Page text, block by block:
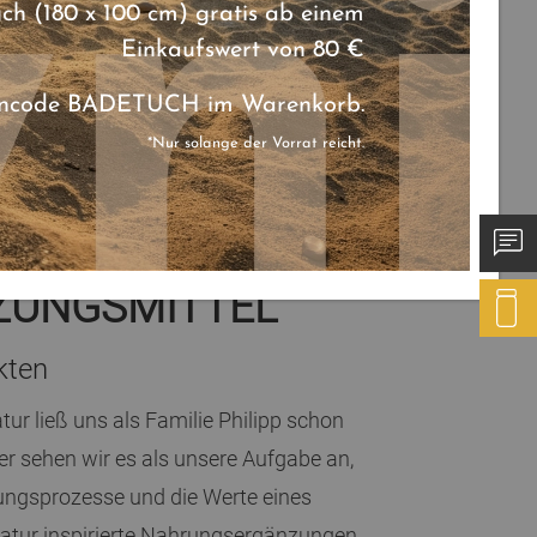
ließ uns als Familie Philipp schon
sehen wir es als unsere Aufgabe an,
und die Werte eines
(180 x 100 cm) gratis ab einem
Einkaufswert von 80 €
BADETUCH im Warenkorb.
*Nur solange der Vorrat reicht.